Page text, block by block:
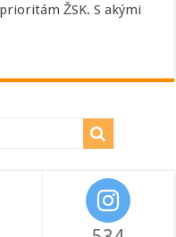
ŽSK. S akými